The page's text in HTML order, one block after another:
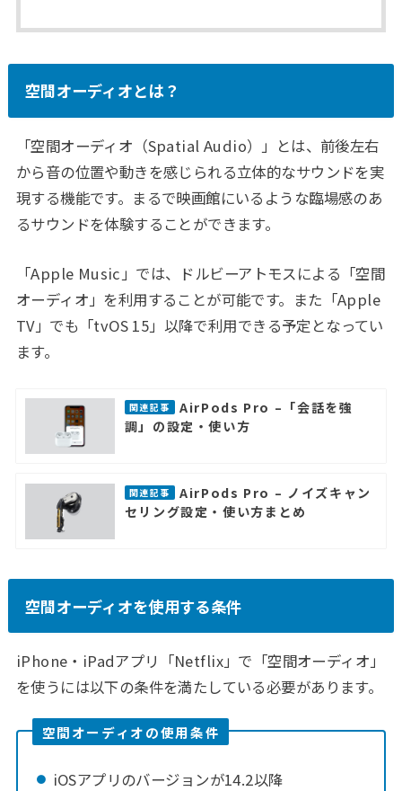
空間オーディオとは？
「空間オーディオ（Spatial Audio）」とは、前後左右
から音の位置や動きを感じられる立体的なサウンドを実
現する機能です。まるで映画館にいるような臨場感のあ
るサウンドを体験することができます。
「Apple Music」では、ドルビーアトモスによる「空間
オーディオ」を利用することが可能です。また「Apple
TV」でも「tvOS 15」以降で利用できる予定となってい
ます。
関連記事
AirPods Pro –「会話を強
調」の設定・使い方
関連記事
AirPods Pro – ノイズキャン
セリング設定・使い方まとめ
空間オーディオを使用する条件
iPhone・iPadアプリ「Netflix」で「空間オーディオ」
を使うには以下の条件を満たしている必要があります。
空間オーディオの使用条件
iOSアプリのバージョンが14.2以降